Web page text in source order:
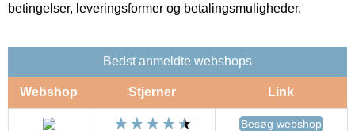
betingelser, leveringsformer og betalingsmuligheder.
Bedst anmeldte webshops
Webshop Stjerner Link
Besøg webshop